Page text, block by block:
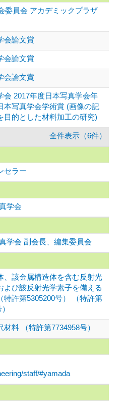
委員会 アカデミックプラザ
会論文賞
会論文賞
会論文賞
会 2017年度日本写真学会年
写真学会学術賞 (画像の記
目的とした材料加工の研究)
全件表示（6件）
セラー
学会
学会 副会長、編集委員会
、該金属構造体を含む反射光
よび該反射光学素子を備える
特許第5305200号） （特許第
材料 （特許第7734958号）
staff/#yamada